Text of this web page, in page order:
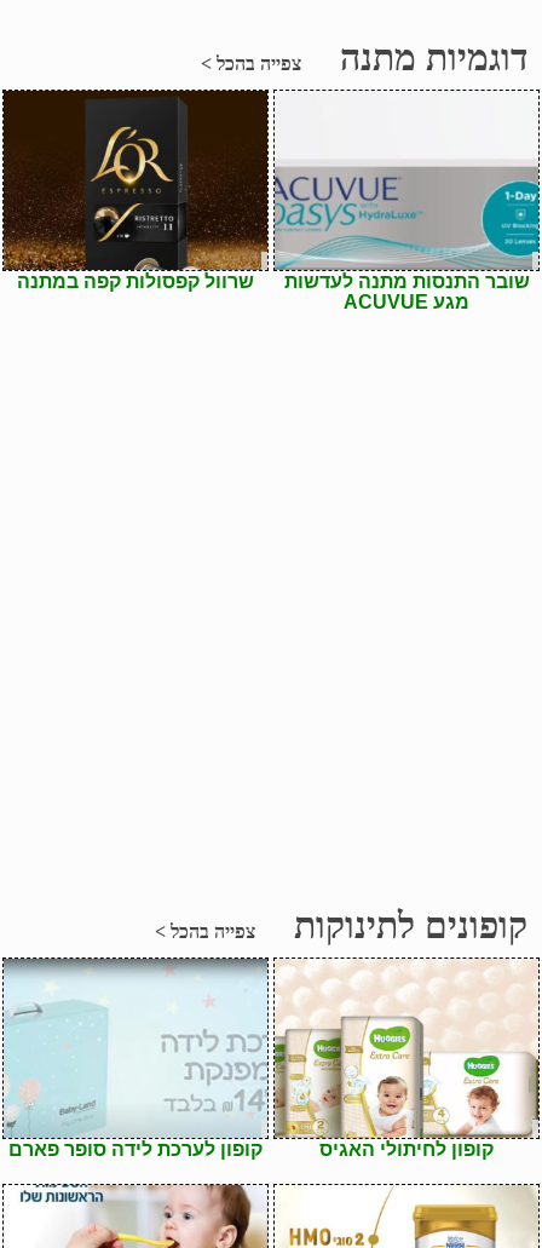
דוגמיות מתנה צפייה בהכל >
שובר התנסות מתנה לעדשות
מגע ACUVUE
שרוול קפסולות קפה במתנה
קופונים לתינוקות צפייה בהכל >
קופון לחיתולי האגיס קופון לערכת לידה סופר פארם